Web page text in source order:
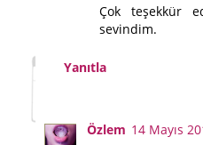
Çok teşekkür
sevindim.
Yanıtla
Özlem 14 Mayıs